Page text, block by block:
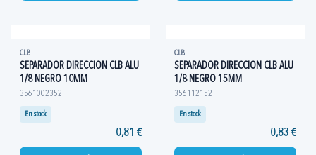
CLB
SEPARADOR DIRECCION CLB ALU
1/8 NEGRO 10MM
3561002352
En stock
0,81 €
CLB
SEPARADOR DIRECCION CLB ALU
1/8 NEGRO 15MM
356112152
En stock
0,83 €